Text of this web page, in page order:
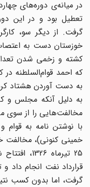
تعطیل بود و در این
گرفت. از دیگر سو،
کشته و زخمی شدن
که احمد قوام‌السلطنه
به دلیل آنکه مجلس و
با نوشتن نامه به قوام
25 تیرماه
قرارداد نفت انجام داد